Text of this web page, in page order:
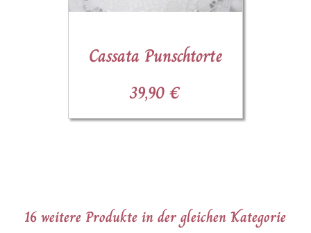
Cassata Punschtorte
39,90 €
16 weitere Produkte in der gleichen Kategorie